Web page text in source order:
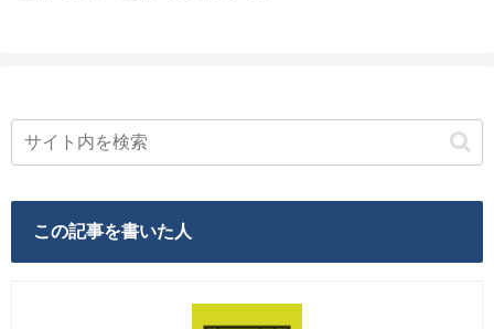
この記事を書いた人